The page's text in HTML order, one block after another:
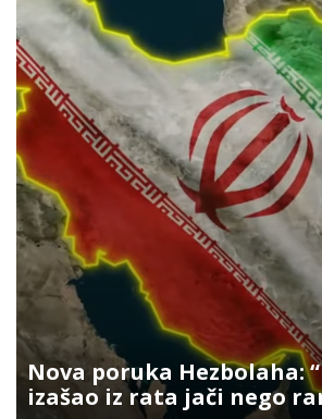
Nova poruka Hezbolaha:
izašao iz rata jači nego